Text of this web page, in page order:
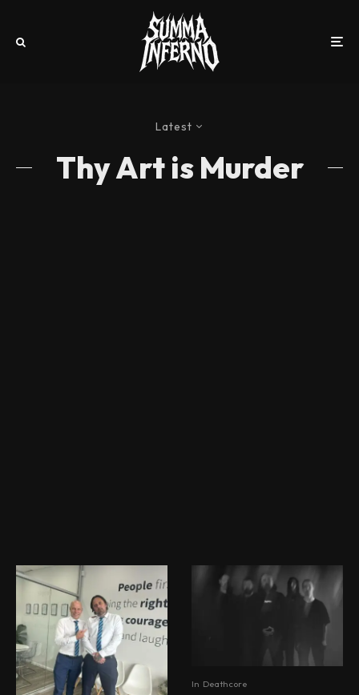
Latest
Thy Art is Murder
In Deathcore